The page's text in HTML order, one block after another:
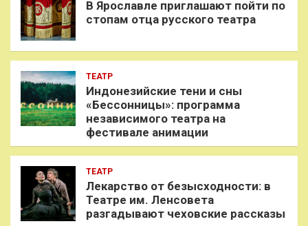
В Ярославле приглашают пойти по
стопам отца русского театра
ТЕАТР
Индонезийские тени и сны
«Бессонницы»: программа
независимого театра на
фестивале анимации
ТЕАТР
Лекарство от безысходности: в
Театре им. Ленсовета
разгадывают чеховские рассказы